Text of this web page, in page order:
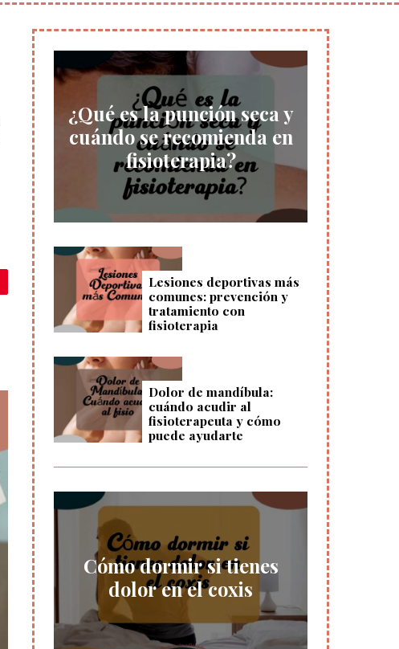
¿Qué es la punción seca y
cuándo se recomienda en
fisioterapia?
Lesiones deportivas más
comunes: prevención y
tratamiento con
fisioterapia
Dolor de mandíbula:
cuándo acudir al
fisioterapeuta y cómo
puede ayudarte
Cómo dormir si tienes
dolor en el coxis